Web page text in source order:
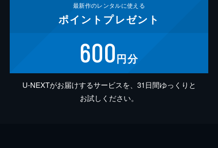
最新作のレンタルに使える
ポイント プレゼント
600円分
U-NEXTがお届けするサービスを、31日間ゆっくりと
お試しください。